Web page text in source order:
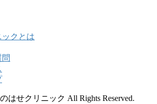
クとは
はせクリニック All Rights Reserved.